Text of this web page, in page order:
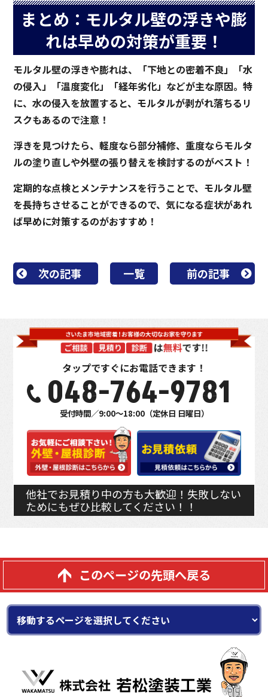
まとめ：モルタル壁の浮きや膨
れは早めの対策が重要！
モルタル壁の浮きや膨れは、「下地との密着不良」「水
の侵入」「温度変化」「経年劣化」などが主な原因。特
に、水の侵入を放置すると、モルタルが剥がれ落ちるリ
スクもあるので注意！
浮きを見つけたら、軽度なら部分補修、重度ならモルタ
ルの塗り直しや外壁の張り替えを検討するのがベスト！
定期的な点検とメンテナンスを行うことで、モルタル壁
を長持ちさせることができるので、気になる症状があれ
ば早めに対策するのがおすすめ！
次の記事 一覧 前の記事
タップですぐにお電話できます！
048-764-9781
受付時間／9:00～18:00（定休日 日曜日）
他社でお見積り中の方も大歓迎！失敗しない
ためにもぜひ比較してください！！
このページの先頭へ戻る